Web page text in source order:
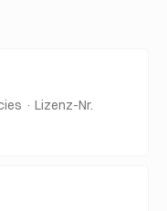
· Lizenz-Nr.